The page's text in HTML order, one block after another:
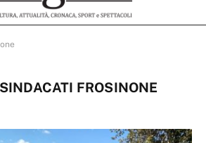
SINDACATI FROSINONE